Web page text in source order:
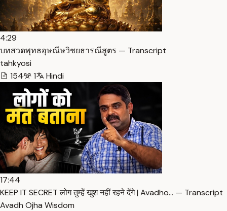
4:29
บทสวดพุทธอุษณีษวิชยธารณีสูตร — Transcript
tahkyosi
154
1 Hindi
17:44
KEEP IT SECRET लोग तुम्हें खुश नहीं रहने देंगे | Avadho… — Transcript
Avadh Ojha Wisdom